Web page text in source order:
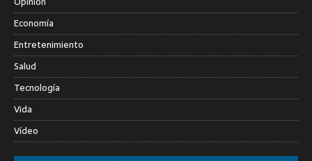
Economía
Entretenimiento
Salud
Tecnología
Vida
Vídeo